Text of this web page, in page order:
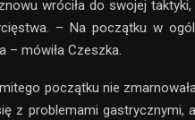
wróciła do swojej
– Na początku w
– mówiła Czeszka.
początku nie
z problemami gastrycznymi,